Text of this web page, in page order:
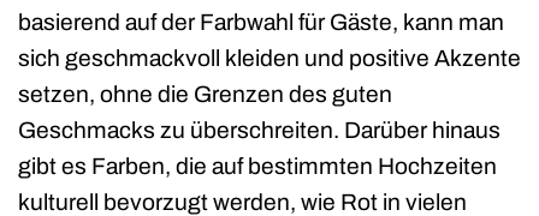
basierend auf der Farbwahl für Gäste, kann man
sich geschmackvoll kleiden und positive Akzente
setzen, ohne die Grenzen des guten
Geschmacks zu überschreiten. Darüber hinaus
gibt es Farben, die auf bestimmten Hochzeiten
kulturell bevorzugt werden, wie Rot in vielen